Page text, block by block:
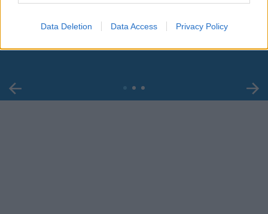
Data Deletion Data Access Privacy Policy
Leonardo Maria Del Vecchio dall'ex compagna